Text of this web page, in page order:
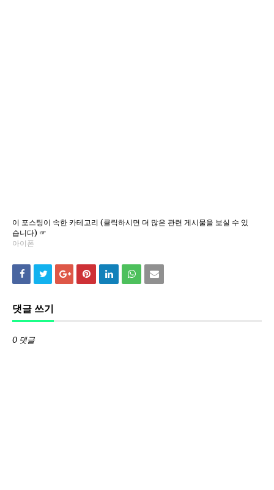
이 포스팅이 속한 카테고리 (클릭하시면 더 많은 관련 게시물을 보실 수 있
습니다) ☞
아이폰
댓글 쓰기
0 댓글